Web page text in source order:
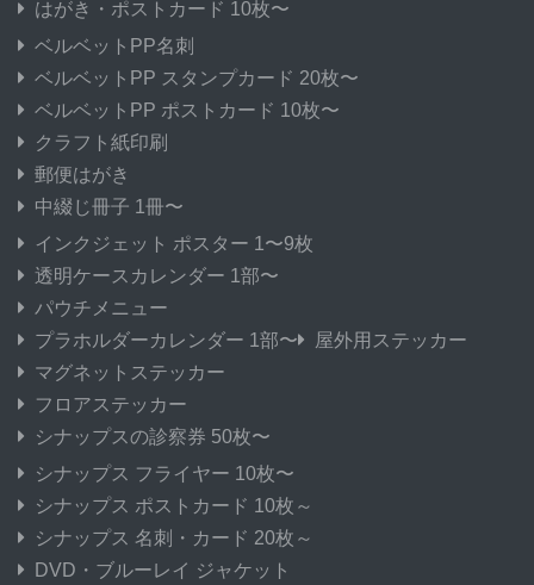
はがき・ポストカード 10枚〜
ベルベットPP名刺
ベルベットPP スタンプカード 20枚〜
ベルベットPP ポストカード 10枚〜
クラフト紙印刷
郵便はがき
中綴じ冊子 1冊〜
インクジェット ポスター 1〜9枚
透明ケースカレンダー 1部〜
パウチメニュー
プラホルダーカレンダー 1部〜
屋外用ステッカー
マグネットステッカー
フロアステッカー
シナップスの診察券 50枚〜
シナップス フライヤー 10枚〜
シナップス ポストカード 10枚～
シナップス 名刺・カード 20枚～
DVD・ブルーレイ ジャケット